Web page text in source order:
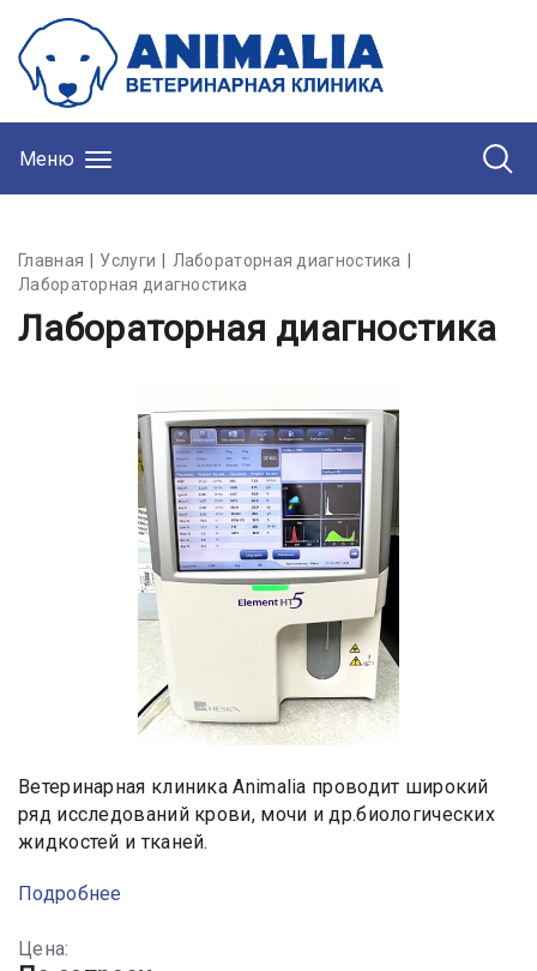
Меню
Главная Услуги
Лабораторная диагностика
Лабораторная диагностика
Лабораторная диагностика
Ветеринарная клиника Animalia проводит широкий
ряд исследований крови, мочи и др.биологических
жидкостей и тканей.
Подробнее
Цена: